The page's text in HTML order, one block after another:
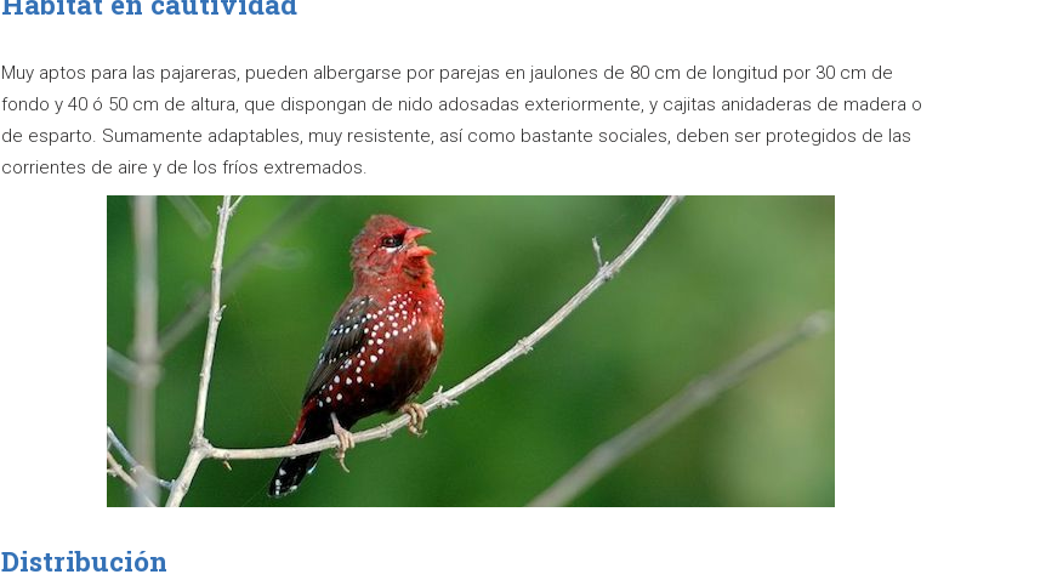
Muy aptos para las pajareras, pueden albergarse por parejas en jaulones de 80 cm de longitud por 30 cm de
fondo y 40 ó 50 cm de altura, que dispongan de nido adosadas exteriormente, y cajitas anidaderas de madera o
de esparto. Sumamente adaptables, muy resistente, así­ como bastante sociales, deben ser protegidos de las
corrientes de aire y de los frí­os extremados.
Distribución